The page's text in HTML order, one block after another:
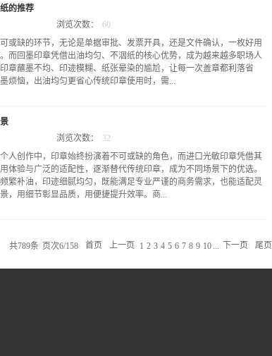
整个过程充满治愈感，耐心操作就能收获完美效果。第一步是融化火
放入金属勺子中，置于加热工具上慢慢加热，期间可轻轻晃动勺...
为不少中小企业财务人员的困惑。下面结合中小企业财务工作的实际
力中小企业避开误区、选对印章。一、认知先行：中小企业财务光敏
大型企业复杂的财务体系，中小企业财务工作多呈现流程精简、人员
而中小企业财务光敏印章的核心优势，恰好契合了这些需求。相较于
财务光敏印章无需额外配备印泥，章墨一体的设计让盖章操作更便
据、银行凭证、税务报表等高频用印场景，无需反复蘸取印泥，既节
染单据导致的账务混乱。更重要的是，中小企业财务工作对印章印迹
齐整，色泽稳定，能有效满足财务合规的基础要求，同时其制作便
符合中小企业控制财务成本的诉求，无需为复杂的印章制作投入过...
的推荐
或缺的环节，无论是单据审批、发票开具，还是文件确认，一枚好用
而回墨印章凭借出油均匀、不洇纸的核心优势，成为越来越多职场人
章蘸墨不均、印迹模糊、纸张晕染的尴尬，让每一次盖章都利落省
烦恼，出油均匀更省心传统印章使用时，需...
繁琐，更难控制蘸墨量——蘸少了印迹残缺、字迹模糊，无法满足合
，稍一用力就会晕染扩散，甚至弄脏文件和桌面。而回墨印章采用内
需手动蘸墨，按压瞬间印面便能自动吸附定量印油，实现均匀出油。
油能平稳渗透到印面每一处，无论是复杂的文字图案，还是细小的标
出现局部浓淡不一、缺笔断划的情况。连续盖章数十次，印迹依旧饱
大幅提升办公效率，尤其适合发票盖章、单据批量处理等高频用印场
整洁更规范洇纸是很多印章的常见痛点，尤其是在普通办公纸、票据
较薄的票据纸，盖章后都能保持印迹整洁利落，不洇边、不...
浏览次数： 60
人创作中，印章始终扮演着不可或缺的角色，而进口光敏印章凭借其
体验与广泛的适配性，逐渐替代传统印章，成为不同场景下的优选。
繁补油，印迹细腻均匀，既能满足专业严谨的商务需求，也能适配灵
，用细节彰显品质，用便捷提升效率。商...
恰好契合这一核心需求。无论是企业日常文件流转、合同签署，还是财
、细小文字与防伪纹路，即便用于带有复杂标识的合同专用章、发票
企业行政、财务、人力等多个部门的日常用印需求，成为商务办公中
浏览次数： 32
共789条 页次6/158 首页 上一页 1 2 3 4 5 6 7 8 9 10 下一页 尾页